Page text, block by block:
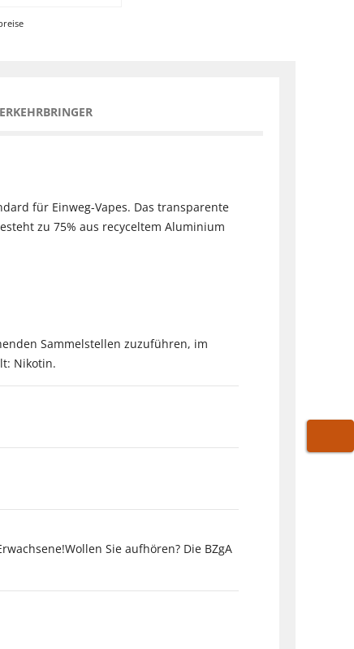
für Einweg-Vapes. Das transparente
zu 75% aus recyceltem Aluminium
Sammelstellen zuzuführen, im
Nikotin.
Sie aufhören? Die BZgA